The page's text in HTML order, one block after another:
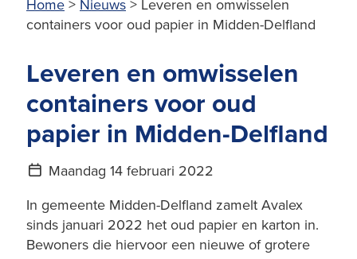
Home > Nieuws > Leveren en omwisselen
containers voor oud papier in Midden-Delfland
Leveren en omwisselen
containers voor oud
papier in Midden-Delfland
Maandag 14 februari 2022
In gemeente Midden-Delfland zamelt Avalex
sinds januari 2022 het oud papier en karton in.
Bewoners die hiervoor een nieuwe of grotere